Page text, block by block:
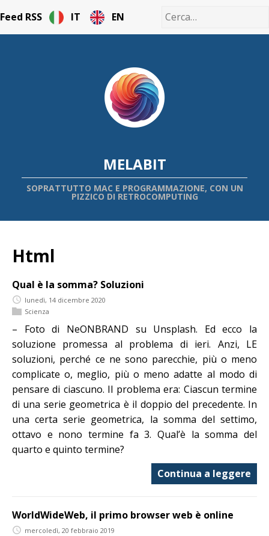
Feed RSS IT EN
MELABIT
SOPRATTUTTO MAC E PROGRAMMAZIONE, CON UN
PIZZICO DI RETROCOMPUTING
Html
Qual è la somma? Soluzioni
lunedì, 14 dicembre 2020
Scienza
– Foto di NeONBRAND su Unsplash. Ed ecco la
soluzione promessa al problema di ieri. Anzi, LE
soluzioni, perché ce ne sono parecchie, più o meno
complicate o, meglio, più o meno adatte al modo di
pensare di ciascuno. Il problema era: Ciascun termine
di una serie geometrica è il doppio del precedente. In
una certa serie geometrica, la somma del settimo,
ottavo e nono termine fa 3. Qual’è la somma del
quarto e quinto termine?
Continua a leggere
WorldWideWeb, il primo browser web è online
mercoledì, 20 febbraio 2019